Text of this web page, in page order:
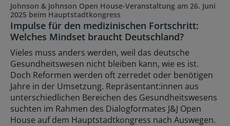
Johnson & Johnson Open House-Veranstaltung am 26. Juni
2025 beim Hauptstadtkongress
Impulse für den medizinischen Fortschritt:
Welches Mindset braucht Deutschland?
Vieles muss anders werden, weil das deutsche
Gesundheitswesen nicht bleiben kann, wie es ist.
Doch Reformen werden oft zerredet oder benötigen
Jahre in der Umsetzung. Repräsentant:innen aus
unterschiedlichen Bereichen des Gesundheitswesens
suchten im Rahmen des Dialogformates J&J Open
House auf dem Hauptstadtkongress nach Auswegen.